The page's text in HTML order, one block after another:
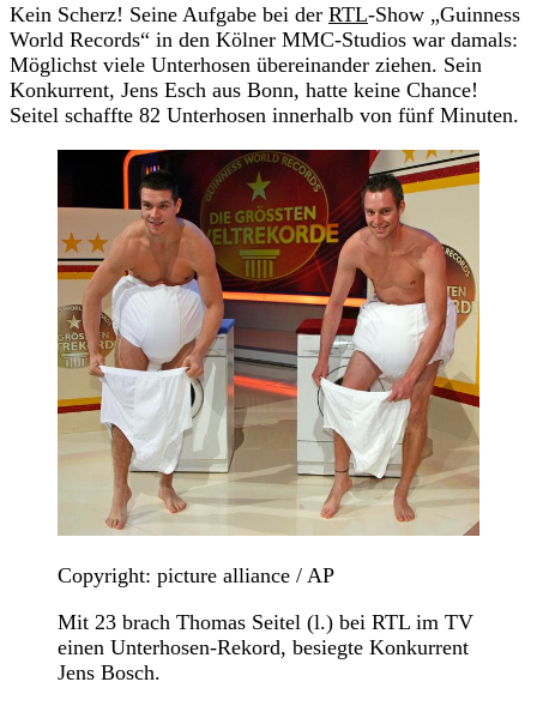
Kein Scherz! Seine Aufgabe bei der RTL-Show „Guinness
World Records“ in den Kölner MMC-Studios war damals:
Möglichst viele Unterhosen übereinander ziehen. Sein
Konkurrent, Jens Esch aus Bonn, hatte keine Chance!
Seitel schaffte 82 Unterhosen innerhalb von fünf Minuten.
Copyright: picture alliance / AP
Mit 23 brach Thomas Seitel (l.) bei RTL im TV
einen Unterhosen-Rekord, besiegte Konkurrent
Jens Bosch.